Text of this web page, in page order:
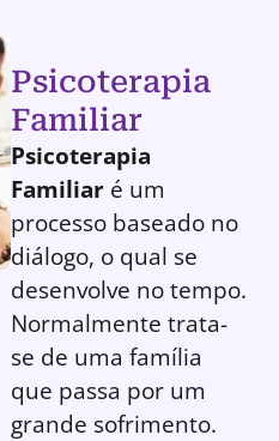
Psicoterapia
Familiar
Psicoterapia
Familiar é um
processo baseado no
diálogo, o qual se
desenvolve no tempo.
Normalmente trata-
se de uma família
que passa por um
grande sofrimento.